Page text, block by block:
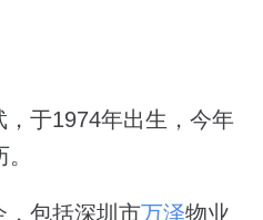
于1974年出生，今年
，包括深圳市万泽物业